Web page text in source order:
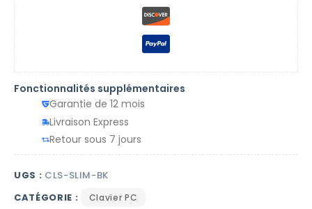
Fonctionnalités supplémentaires
Garantie de 12 mois
Livraison Express
Retour sous 7 jours
UGS : CLS-SLIM-BK
CATÉGORIE :
Clavier PC